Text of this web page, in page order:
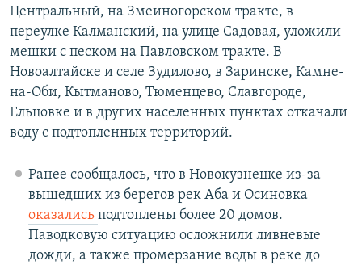
Центральный, на Змеиногорском тракте, в
переулке Калманский, на улице Садовая, уложили
мешки с песком на Павловском тракте. В
Новоалтайске и селе Зудилово, в Заринске, Камне-
на-Оби, Кытманово, Тюменцево, Славгороде,
Ельцовке и в других населенных пунктах откачали
воду с подтопленных территорий.
Ранее сообщалось, что в Новокузнецке из-за
вышедших из берегов рек Аба и Осиновка
оказались подтоплены более 20 домов.
Паводковую ситуацию осложнили ливневые
дожди, а также промерзание воды в реке до